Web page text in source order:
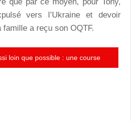
vers l’Ukraine et devoir
a reçu son OQTF.
loin que possible : une course